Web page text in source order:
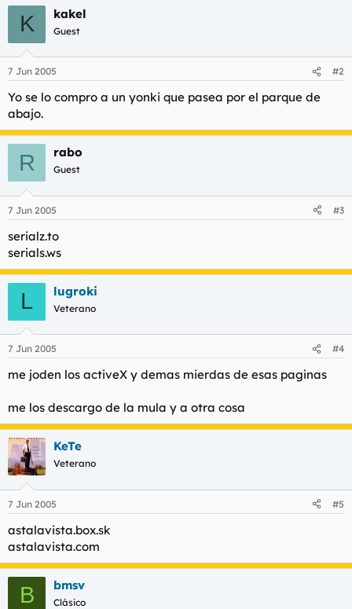
m
a
K kakel
Guest
7 Jun 2005 #2
Yo se lo compro a un yonki que pasea por el parque de
abajo.
R rabo
Guest
7 Jun 2005 #3
serialz.to
serials.ws
L lugroki
Veterano
7 Jun 2005 #4
me joden los activeX y demas mierdas de esas paginas
me los descargo de la mula y a otra cosa
KeTe
Veterano
7 Jun 2005 #5
astalavista.box.sk
astalavista.com
B bmsv
Clásico